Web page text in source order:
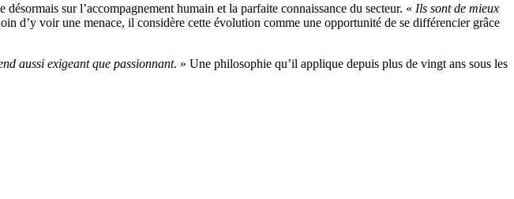
sur l’accompagnement humain et la parfaite connaissance du secteur. « Ils sont de mieux
d’y voir une menace, il considère cette évolution comme une opportunité de se différencier grâce
aussi exigeant que passionnant. » Une philosophie qu’il applique depuis plus de vingt ans sous les